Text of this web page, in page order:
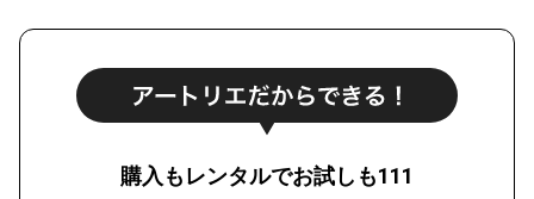
購入もレンタルでお試しも111